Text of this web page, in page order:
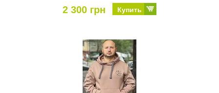
2 300 грн Купить